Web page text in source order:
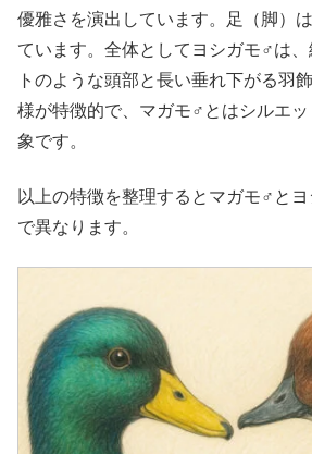
優雅さを演出しています。足（脚）
ています。全体としてヨシガモ♂は
トのような頭部と長い垂れ下がる羽
様が特徴的で、マガモ♂とはシルエ
象です。
以上の特徴を整理するとマガモ♂と
で異なります。